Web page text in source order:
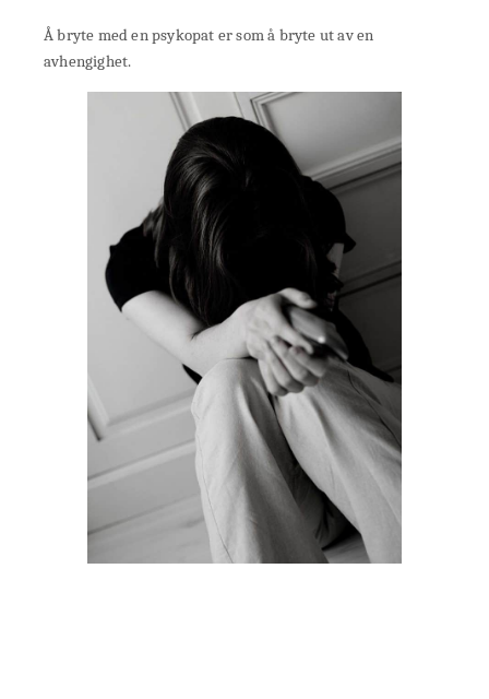
Å bryte med en psykopat er som å bryte ut av en
avhengighet.